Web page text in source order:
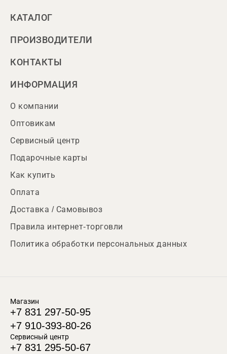
КАТАЛОГ
ПРОИЗВОДИТЕЛИ
КОНТАКТЫ
ИНФОРМАЦИЯ
О компании
Оптовикам
Сервисный центр
Подарочные карты
Как купить
Оплата
Доставка / Самовывоз
Правила интернет-торговли
Политика обработки персональных данных
Магазин
+7 831 297-50-95
+7 910-393-80-26
Сервисный центр
+7 831 295-50-67